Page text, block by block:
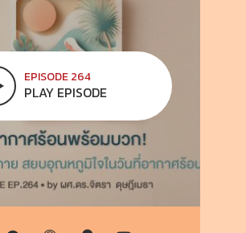
EPISODE 264
PLAY EPISODE